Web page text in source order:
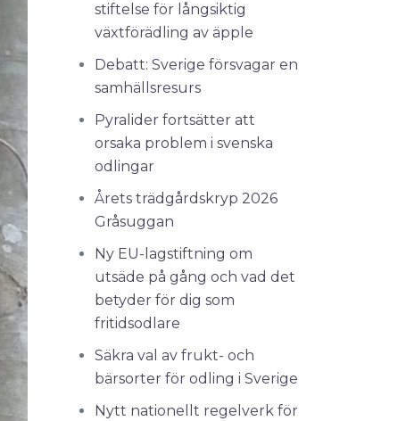
stiftelse för långsiktig
växtförädling av äpple
Debatt: Sverige försvagar en
samhällsresurs
Pyralider fortsätter att
orsaka problem i svenska
odlingar
Årets trädgårdskryp 2026
Gråsuggan
Ny EU-lagstiftning om
utsäde på gång och vad det
betyder för dig som
fritidsodlare
Säkra val av frukt- och
bärsorter för odling i Sverige
Nytt nationellt regelverk för